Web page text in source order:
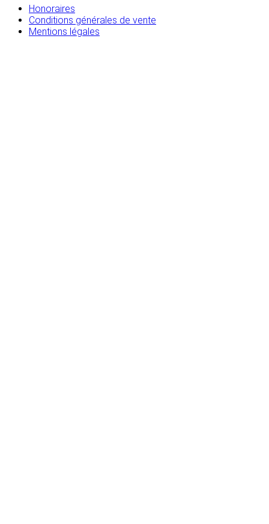
Honoraires
Conditions générales de vente
Mentions légales